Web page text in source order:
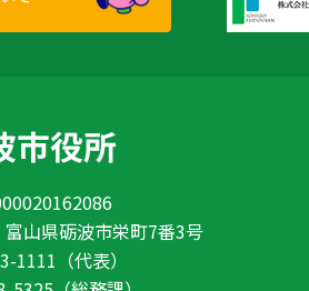
山県砺波市栄町7番3号
1111（代表）